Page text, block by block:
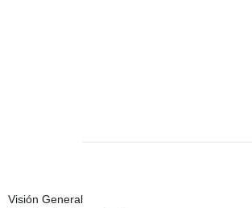
Visión General